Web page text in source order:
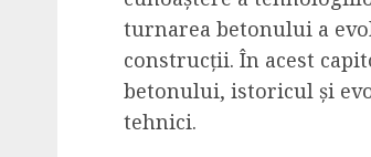
turnarea betonului a
construcții. În acest
betonului, istoricul și
tehnici.